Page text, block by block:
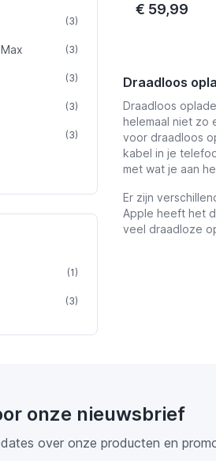
(3)product
(3)product
(3)product
(3)product
(3)product
(1)product
(3)product
€ 59,99
Draadloos
Draadloos
helemaal niet zo
voor draadloos
kabel in je
met wat je aan
Er zijn
Apple heeft het
veel draadloze
onze nieuwsbrief
over onze producten en